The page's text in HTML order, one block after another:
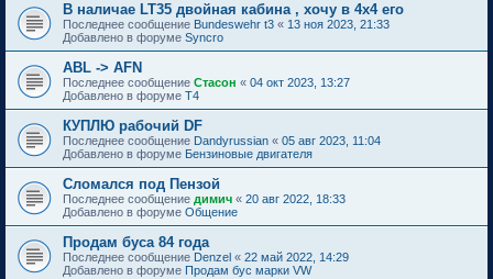
В наличае LT35 двойная кабина , хочу в 4х4 его
Последнее сообщение Bundeswehr t3 « 13 ноя 2023, 21:33
Добавлено в форуме Syncro
ABL -> AFN
Последнее сообщение Стасон « 04 окт 2023, 13:27
Добавлено в форуме T4
КУПЛЮ рабочий DF
Последнее сообщение Dandyrussian « 05 авг 2023, 11:04
Добавлено в форуме Бензиновые двигателя
Сломался под Пензой
Последнее сообщение димич « 20 авг 2022, 18:33
Добавлено в форуме Общение
Продам буса 84 года
Последнее сообщение Denzel « 22 май 2022, 14:29
Добавлено в форуме Продам бус марки VW